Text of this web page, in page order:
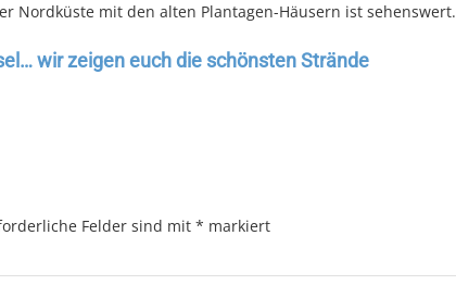
Nordküste mit den alten Plantagen-Häusern ist sehenswert.
wir zeigen euch die schönsten Strände
Felder sind mit * markiert